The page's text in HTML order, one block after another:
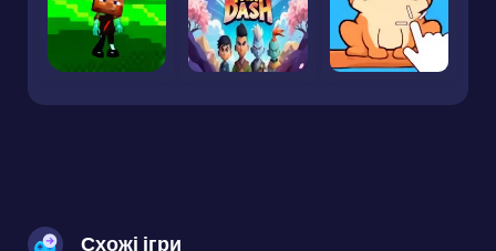
Схожі ігри